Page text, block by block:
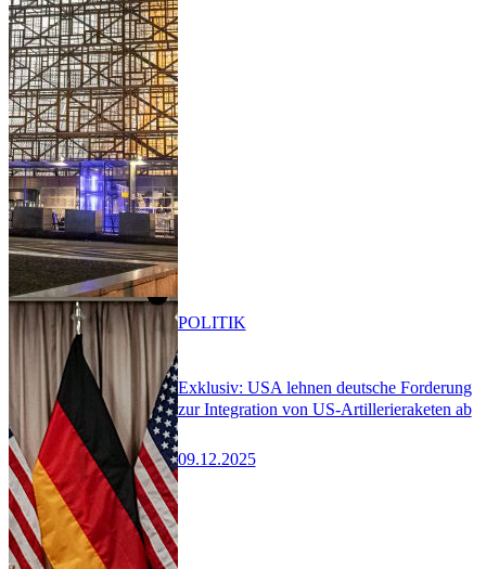
Exklusiv: USA lehnen deutsche Forderung
zur Integration von US-Artillerieraketen ab
09.12.2025
POLITIK